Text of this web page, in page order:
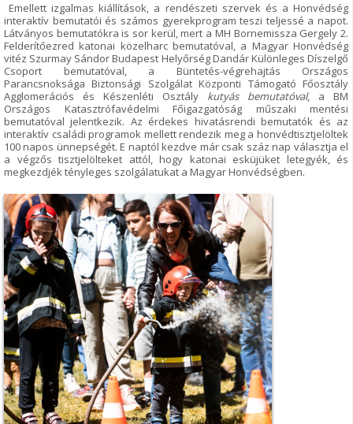
Emellett izgalmas kiállítások, a rendészeti szervek és a Honvédség
interaktív bemutatói és számos gyerekprogram teszi teljessé a napot.
Látványos bemutatókra is sor kerül, mert a MH Bornemissza Gergely 2.
Felderítőezred katonai közelharc bemutatóval, a Magyar Honvédség
vitéz Szurmay Sándor Budapest Helyőrség Dandár Különleges Díszelgő
Csoport bemutatóval, a Büntetés-végrehajtás Országos
Parancsnoksága Biztonsági Szolgálat Központi Támogató Főosztály
Agglomerációs és Készenléti Osztály kutyás bemutatóval, a BM
Országos Katasztrófavédelmi Főigazgatóság műszaki mentési
bemutatóval jelentkezik. Az érdekes hivatásrendi bemutatók és az
interaktív családi programok mellett rendezik meg a honvédtisztjelöltek
100 napos ünnepségét. E naptól kezdve már csak száz nap választja el
a végzős tisztjelölteket attól, hogy katonai esküjüket letegyék, és
megkezdjék tényleges szolgálatukat a Magyar Honvédségben.